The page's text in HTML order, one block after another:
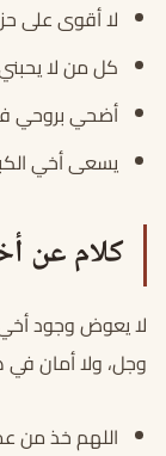
لا أقوى على
كل من لا
أضحي بروحي
يسعى أخي
كلام عن
لا يعوض وجود
وجل، ولا أمان
اللهم خذ من